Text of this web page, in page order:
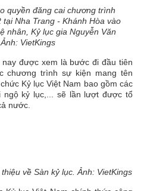
quyền đăng cai chương trình
tại Nha Trang - Khánh Hòa vào
nhân, Kỷ lục gia Nguyễn Văn
Ảnh: VietKings
được xem là bước đi đầu tiên
chương trình sự kiện mang tên
Kỷ lục Việt Nam bao gồm các
ngộ kỷ lục,... sẽ lần lượt được tổ
nước.
thiệu về Sàn kỷ lục.Ảnh: VietKings